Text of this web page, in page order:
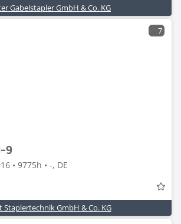
Gabelstapler GmbH & Co. KG
7
9
• 9775h • -, DE
Staplertechnik GmbH & Co. KG